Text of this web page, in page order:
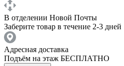
В отделении Новой Почты
Заберите товар в течение 2-3 дней
Адресная доставка
Подъём на этаж БЕСПЛАТНО